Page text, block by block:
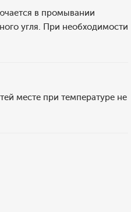
в промывании
угля. При необходимости
месте при температуре не